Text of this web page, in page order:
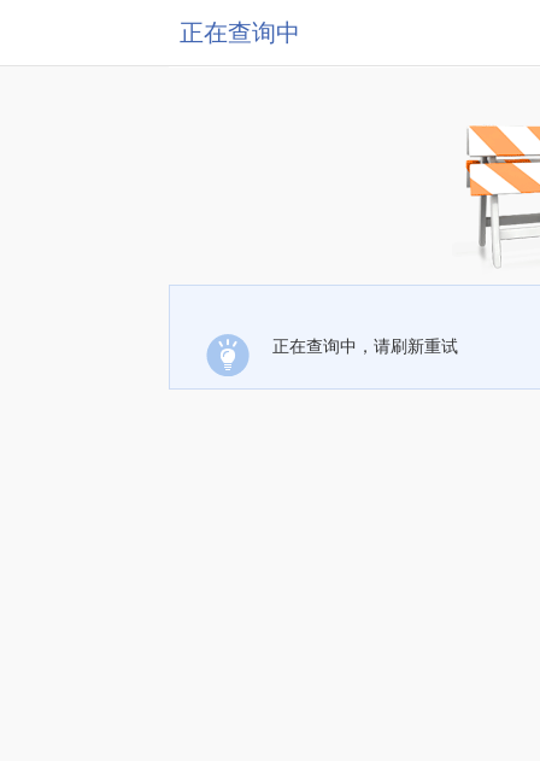
正在查询中
正在查询中，请刷新重试